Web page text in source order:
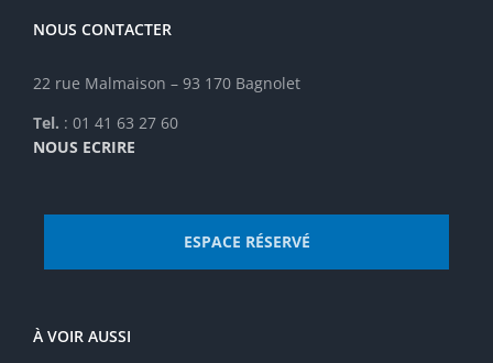
NOUS CONTACTER
22 rue Malmaison – 93 170 Bagnolet
Tel. : 01 41 63 27 60
NOUS ECRIRE
ESPACE RÉSERVÉ
À VOIR AUSSI